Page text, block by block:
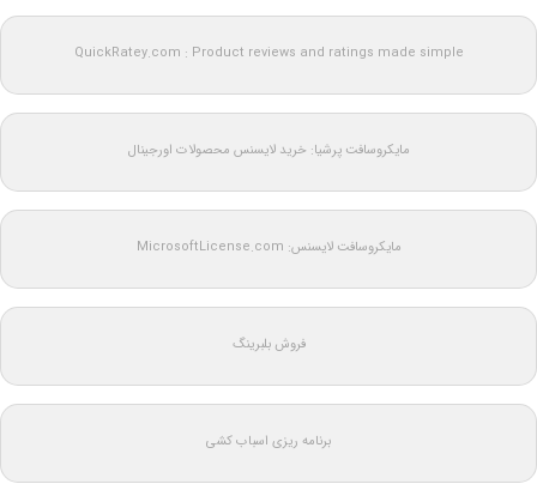
QuickRatey.com : Product reviews and ratings made simple
مایکروسافت پرشیا: خرید لایسنس محصولات اورجینال
مایکروسافت لایسنس: MicrosoftLicense.com
فروش بلبرینگ
برنامه ریزی اسباب کشی